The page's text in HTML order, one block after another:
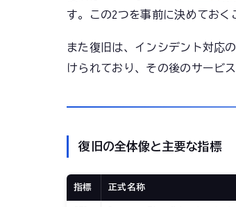
す。この2つを事前に決めておく
また復旧は、インシデント対応
けられており、その後のサービ
復旧の全体像と主要な指標
指標 正式名称